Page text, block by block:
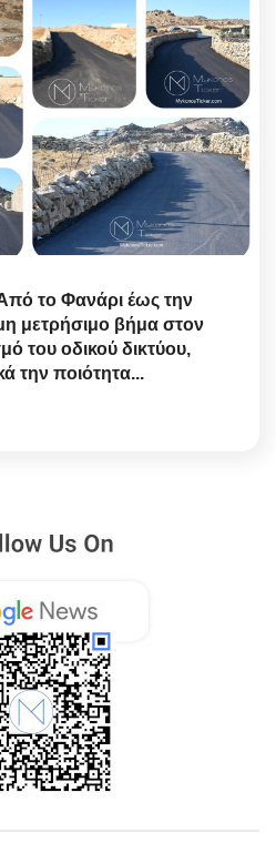
το Φανάρι έως την
μετρήσιμο βήμα στον
του οδικού δικτύου,
την ποιότητα...